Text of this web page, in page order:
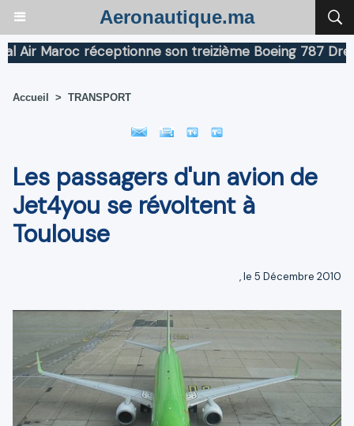
Aeronautique.ma
Maroc réceptionne son treizième Boeing 787
Accueil > TRANSPORT
Les passagers d'un avion de
Jet4you se révoltent à
Toulouse
, le 5 Décembre 2010